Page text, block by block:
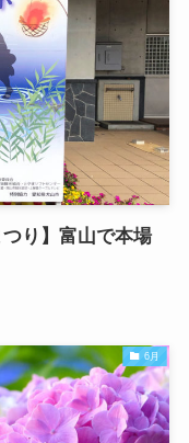
り】富山で本場
6月